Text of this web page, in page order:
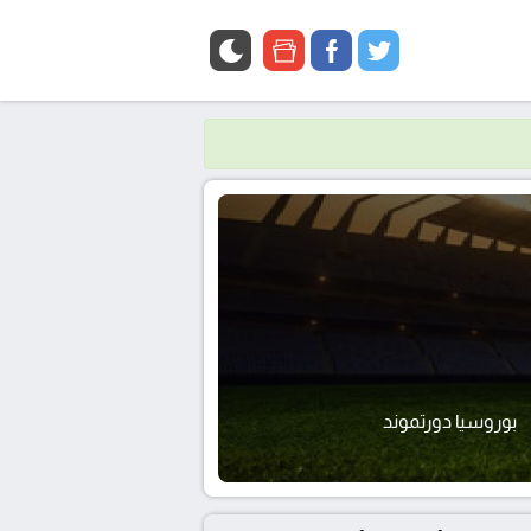
twitter
facebook
google
بوروسيا دورتموند